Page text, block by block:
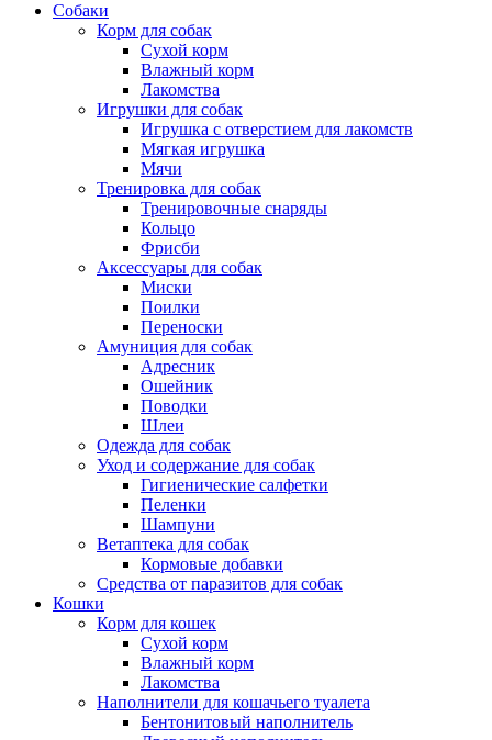
Собаки
Корм для собак
Сухой корм
Влажный корм
Лакомства
Игрушки для собак
Игрушка с отверстием для лакомств
Мягкая игрушка
Мячи
Тренировка для собак
Тренировочные снаряды
Кольцо
Фрисби
Аксессуары для собак
Миски
Поилки
Переноски
Амуниция для собак
Адресник
Ошейник
Поводки
Шлеи
Одежда для собак
Уход и содержание для собак
Гигиенические салфетки
Пеленки
Шампуни
Ветаптека для собак
Кормовые добавки
Средства от паразитов для собак
Кошки
Корм для кошек
Сухой корм
Влажный корм
Лакомства
Наполнители для кошачьего туалета
Бентонитовый наполнитель